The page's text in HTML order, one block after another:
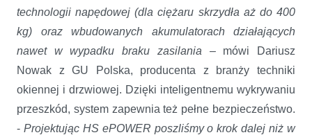
technologii napędowej (dla ciężaru skrzydła aż do 400
kg) oraz wbudowanych akumulatorach działających
nawet w wypadku braku zasilania – mówi Dariusz
Nowak z GU Polska, producenta z branży techniki
okiennej i drzwiowej. Dzięki inteligentnemu wykrywaniu
przeszkód, system zapewnia też pełne bezpieczeństwo.
- Projektując HS ePOWER poszliśmy o krok dalej niż w